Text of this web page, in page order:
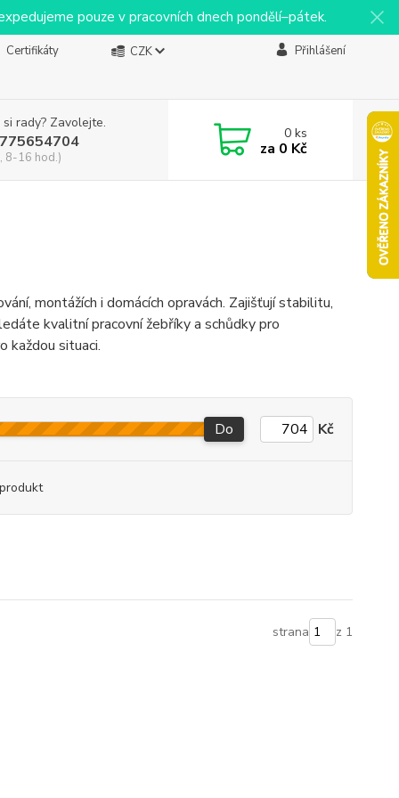
pouze v pracovních dnech pondělí–pátek.
Certifikáty
CZK Přihlášení
rady? Zavolejte.
8-16 hod.)
0ks
za 0 Kč
montážích i domácích opravách. Zajišťují stabilitu,
kvalitní pracovní žebříky a schůdky pro
každou situaci.
Do Kč
strana z 1